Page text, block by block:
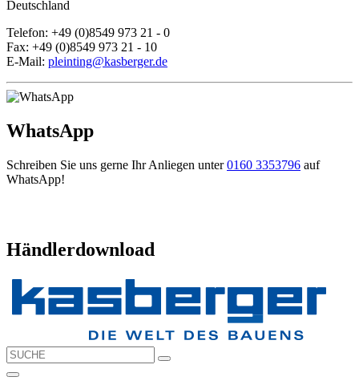
Deutschland
Telefon: +49 (0)8549 973 21 - 0
Fax: +49 (0)8549 973 21 - 10
E-Mail: pleinting@kasberger.de
WhatsApp
Schreiben Sie uns gerne Ihr Anliegen unter0160 3353796 auf
WhatsApp!
Händlerdownload